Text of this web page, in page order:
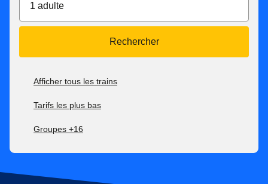
1 adulte
Rechercher
Afficher tous les trains
Tarifs les plus bas
Groupes +16